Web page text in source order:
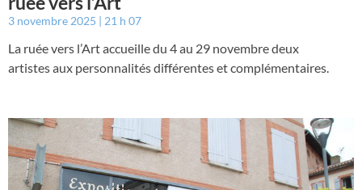
3 novembre 2025 21 h 07
La ruée vers l’Art accueille du 4 au 29 novembre deux
artistes aux personnalités différentes et complémentaires.